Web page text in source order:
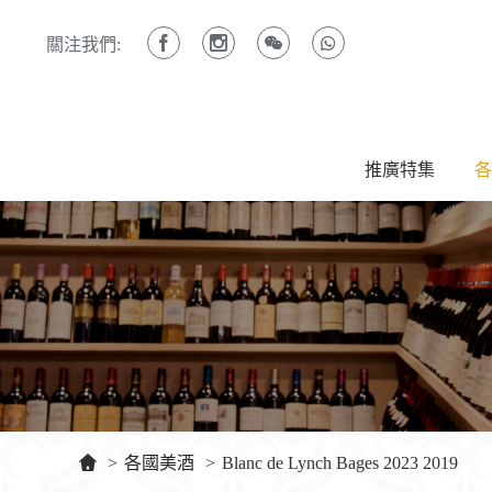
關注我們:
推廣特集
> 各國美酒 > Blanc de Lynch Bages 2023 2019